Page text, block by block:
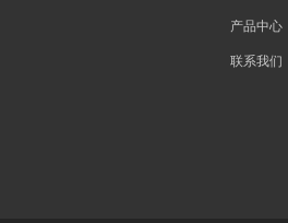
产品中心
联系我们